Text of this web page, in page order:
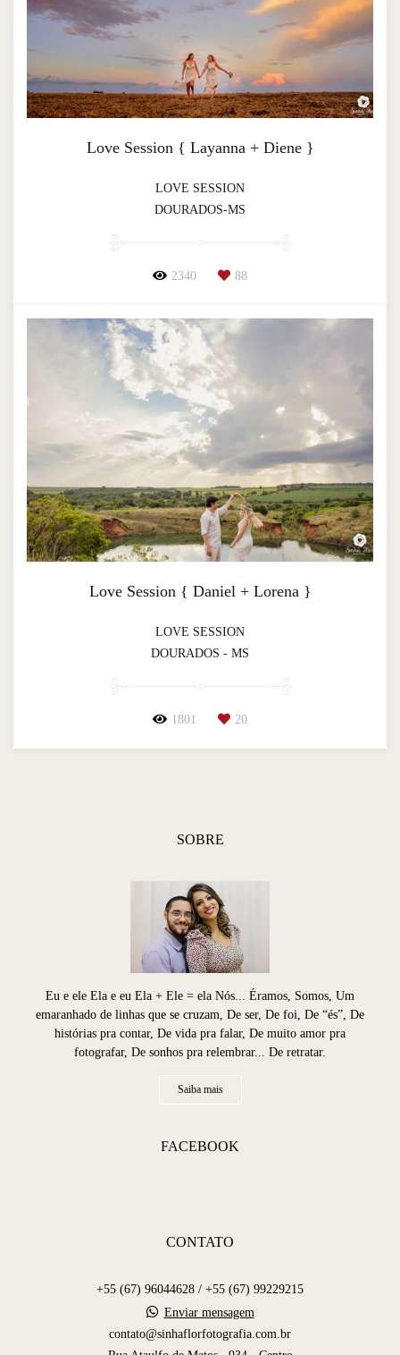
Love Session { Layanna + Diene }
LOVE SESSION
DOURADOS-MS
2340 88
Love Session { Daniel + Lorena }
LOVE SESSION
DOURADOS - MS
1801 20
SOBRE
Eu e ele Ela e eu Ela + Ele = ela Nós... Éramos, Somos, Um
emaranhado de linhas que se cruzam, De ser, De foi, De “és”, De
histórias pra contar, De vida pra falar, De muito amor pra
fotografar, De sonhos pra relembrar... De retratar.
Saiba mais
FACEBOOK
CONTATO
+55 (67) 96044628 / +55 (67) 99229215
Enviar mensagem
contato@sinhaflorfotografia.com.br